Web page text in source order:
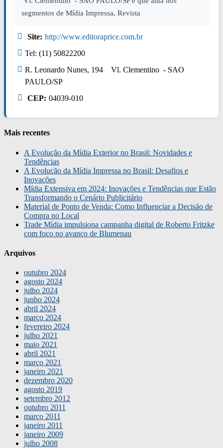
segmentos de Mídia Impressa, Revista
Site: http://www.editoraprice.com.br
Tel: (11) 50822200
R. Leonardo Nunes, 194 Vl. Clementino - SAO
PAULO/SP
CEP: 04039-010
Mais recentes
A Evolução da Mídia Exterior no Brasil: Novidades e
Tendências
A Evolução da Mídia Impressa no Brasil: Desafios e
Inovações
Mídia Extensiva em 2024: Inovações e Tendências que Estão
Transformando o Cenário Publicitário
Material de Ponto de Venda: Como Influenciar a Decisão de
Compra no Local
Trade Mídia impulsiona campanha digital de Roberto Fritzke
com foco no avanço de Blumenau
Arquivos
outubro 2024
agosto 2024
julho 2024
junho 2024
abril 2024
março 2024
fevereiro 2024
julho 2021
maio 2021
abril 2021
março 2021
janeiro 2021
dezembro 2020
agosto 2019
setembro 2012
outubro 2011
março 2011
janeiro 2011
janeiro 2009
julho 2008